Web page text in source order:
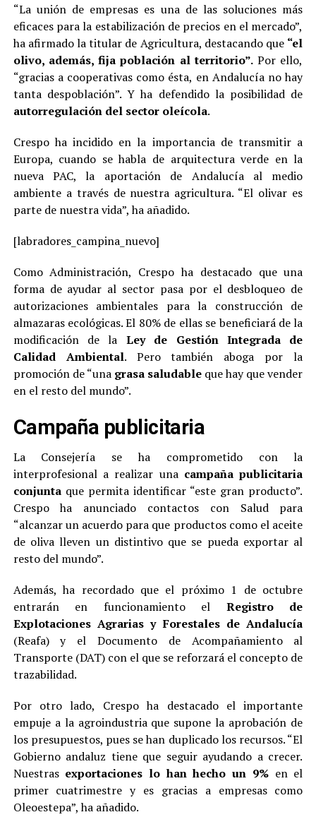
“La unión de empresas es una de las soluciones más
eficaces para la estabilización de precios en el mercado”,
ha afirmado la titular de Agricultura, destacando que “el
olivo, además, fija población al territorio”.Por ello,
“gracias a cooperativas como ésta, en Andalucía no hay
tanta despoblación”. Y ha defendido la posibilidad de
autorregulación del sector oleícola.
Crespo ha incidido en la importancia de transmitir a
Europa, cuando se habla de arquitectura verde en la
nueva PAC, la aportación de Andalucía al medio
ambiente a través de nuestra agricultura. “El olivar es
parte de nuestra vida”, ha añadido.
[labradores_campina_nuevo]
Como Administración, Crespo ha destacado que una
forma de ayudar al sector pasa por el desbloqueo de
autorizaciones ambientales para la construcción de
almazaras ecológicas. El 80% de ellas se beneficiará de la
modificación de la Ley de Gestión Integrada de
Calidad Ambiental. Pero también aboga por la
promoción de “una grasa saludable que hay que vender
en el resto del mundo”.
Campaña publicitaria
La Consejería se ha comprometido con la
interprofesional a realizar una campaña publicitaria
conjuntaque permita identificar “este gran producto”.
Crespo ha anunciado contactos con Salud para
“alcanzar un acuerdo para que productos como el aceite
de oliva lleven un distintivo que se pueda exportar al
resto del mundo”.
Además, ha recordado que el próximo 1 de octubre
entrarán en funcionamiento el Registro de
Explotaciones Agrarias y Forestales de Andalucía
(Reafa) y el Documento de Acompañamiento al
Transporte (DAT) con el que se reforzará el concepto de
trazabilidad.
Por otro lado, Crespo ha destacado el importante
empuje a la agroindustria que supone la aprobación de
los presupuestos, pues se han duplicado los recursos. “El
Gobierno andaluz tiene que seguir ayudando a crecer.
Nuestras exportaciones lo han hecho un 9%en el
primer cuatrimestre y es gracias a empresas como
Oleoestepa”, ha añadido.